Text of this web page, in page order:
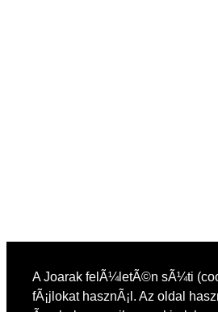
A Joarak felÃ¼letÃ©n sÃ¼ti
fÃ¡jlokat hasznÃ¡l. Az oldal